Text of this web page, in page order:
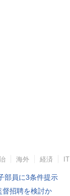
海外 経済 IT
部員に3条件提示
督招聘を検討か